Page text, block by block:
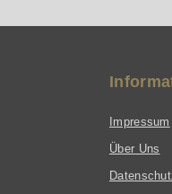
Impressum
Über Uns